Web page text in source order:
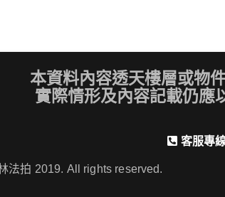
本資料內容透天樓層或物
實際情形及內容記載仍應
客服專
法拍 2019. All rights reserved.